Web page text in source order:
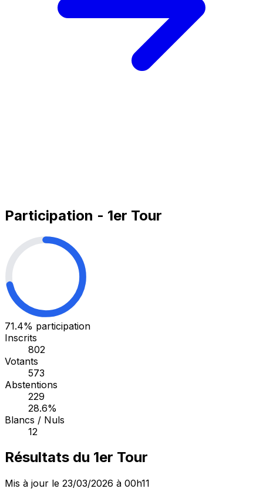
Participation - 1er Tour
71.4% participation
Inscrits
802
Votants
573
Abstentions
229
28.6%
Blancs / Nuls
12
Résultats du 1er Tour
Mis à jour le 23/03/2026 à 00h11